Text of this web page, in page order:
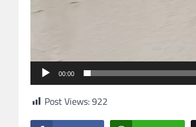
00:00
Post Views:922